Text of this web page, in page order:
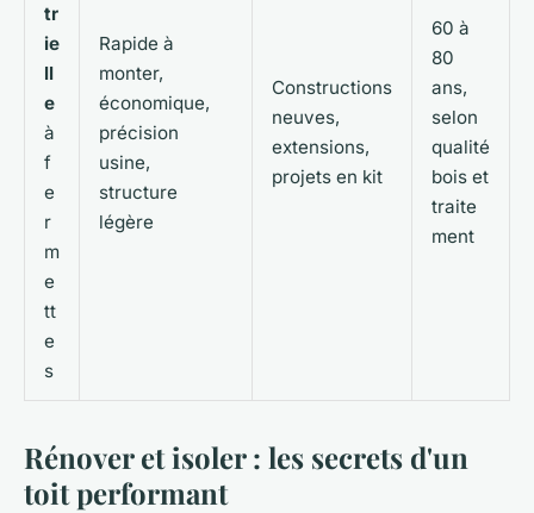
tr
ie
ll
e
à
f
e
r
m
e
tt
e
s
Rapide à
monter,
économique,
précision
usine,
structure
légère
Constructions
neuves,
extensions,
projets en kit
60 à
80
ans,
selon
qualité
bois et
traite
ment
Rénover et isoler : les secrets d'un
toit performant